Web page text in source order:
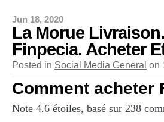
Jun 18, 2020
La Morue
Finpecia. Acheter
Posted in Social Media General on
Comment acheter
Note 4.6 étoiles, basé sur 238